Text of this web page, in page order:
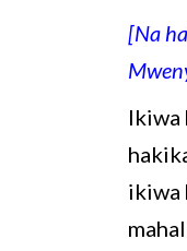
[Na
Ikiwa
ikiwa